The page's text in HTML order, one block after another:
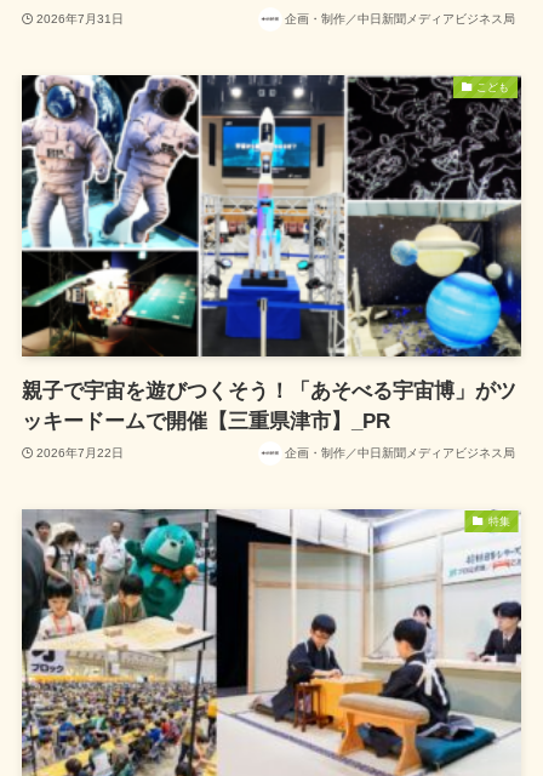
2026年7月31日 企画・制作／中日新聞メディアビジネス局
こども
親子で宇宙を遊びつくそう！「あそべる宇宙博」がツ
ッキードームで開催【三重県津市】_PR
2026年7月22日 企画・制作／中日新聞メディアビジネス局
特集